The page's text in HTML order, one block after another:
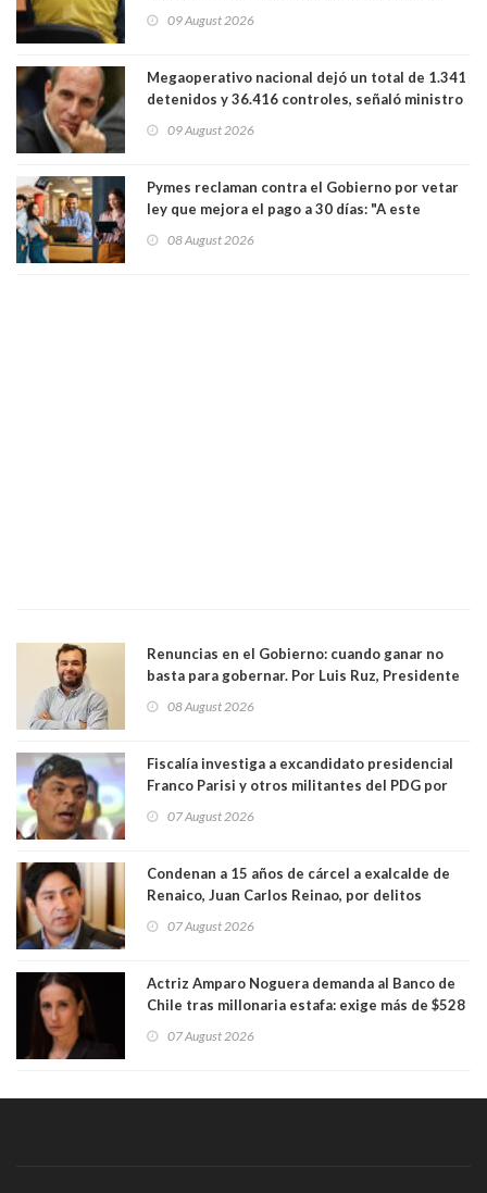
09 August 2026
Megaoperativo nacional dejó un total de 1.341
detenidos y 36.416 controles, señaló ministro
09 August 2026
Pymes reclaman contra el Gobierno por vetar
ley que mejora el pago a 30 días: "A este
medianas empresas"
08 August 2026
Renuncias en el Gobierno: cuando ganar no
basta para gobernar. Por Luis Ruz, Presidente
08 August 2026
Fiscalía investiga a excandidato presidencial
Franco Parisi y otros militantes del PDG por
07 August 2026
Condenan a 15 años de cárcel a exalcalde de
Renaico, Juan Carlos Reinao, por delitos
07 August 2026
Actriz Amparo Noguera demanda al Banco de
Chile tras millonaria estafa: exige más de $528
07 August 2026